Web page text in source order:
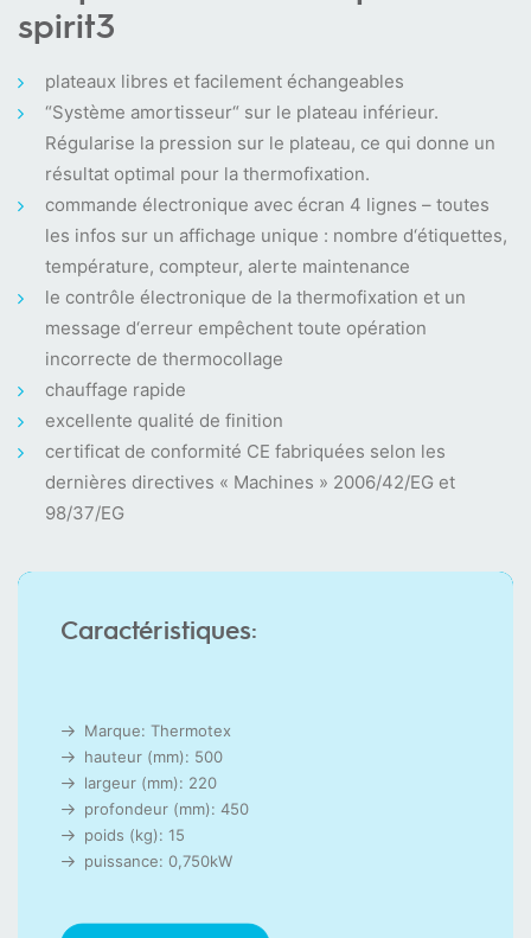
spirit3
plateaux libres et facilement échangeables
“Système amortisseur“ sur le plateau inférieur.
Régularise la pression sur le plateau, ce qui donne un
résultat optimal pour la thermofixation.
commande électronique avec écran 4 lignes – toutes
les infos sur un affichage unique : nombre d‘étiquettes,
température, compteur, alerte maintenance
le contrôle électronique de la thermofixation et un
message d‘erreur empêchent toute opération
incorrecte de thermocollage
chauffage rapide
excellente qualité de finition
certificat de conformité CE fabriquées selon les
dernières directives « Machines » 2006/42/EG et
98/37/EG
Caractéristiques:
Marque: Thermotex
hauteur (mm): 500
largeur (mm): 220
profondeur (mm): 450
poids (kg): 15
puissance: 0,750kW